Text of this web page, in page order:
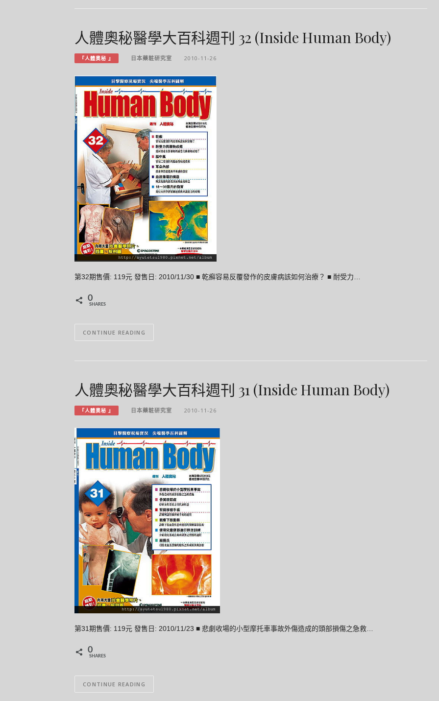
人體奧秘醫學大百科週刊 32 (Inside Human Body)
『人體奧秘 』 日本藥粧研究室 2010-11-26
第32期售價: 119元 發售日: 2010/11/30 ■ 乾癬容易反覆發作的皮膚病該如何治療？ ■ 耐受力…
0
SHARES
CONTINUE READING
人體奧秘醫學大百科週刊 31 (Inside Human Body)
『人體奧秘 』 日本藥粧研究室 2010-11-26
第31期售價: 119元 發售日: 2010/11/23 ■ 悲劇收場的小型摩托車事故外傷造成的頭部損傷之急救…
0
SHARES
CONTINUE READING